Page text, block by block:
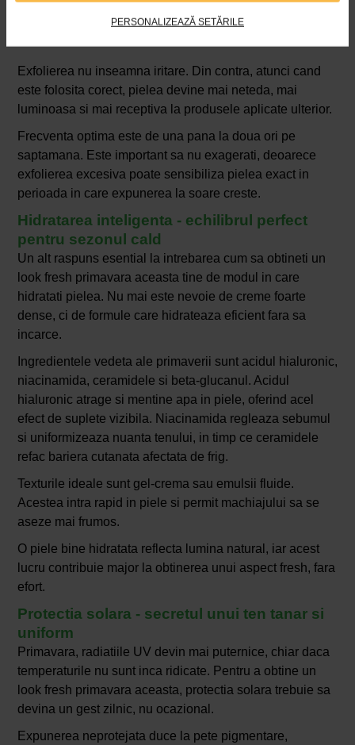
PERSONALIZEAZĂ SETĂRILE
Vezi detalii
Exfolierea nu inseamna iritare. Din contra, atunci cand
este folosita corect, pielea devine mai neteda, mai
luminoasa si mai receptiva la produsele aplicate ulterior.
Frecventa optima este de una pana la doua ori pe
saptamana. Este important sa nu exagerati, deoarece
exfolierea excesiva poate sensibiliza pielea exact in
perioada in care expunerea la soare creste.
Hidratarea inteligenta - echilibrul perfect
pentru sezonul cald
Un alt raspuns esential la intrebarea cum sa obtineti un
look fresh primavara aceasta tine de modul in care
hidratati pielea. Nu mai este nevoie de creme foarte
dense, ci de formule care hidrateaza eficient fara sa
incarce.
Ingredientele vedeta ale primaverii sunt acidul hialuronic,
niacinamida, ceramidele si beta-glucanul. Acidul
hialuronic atrage si mentine apa in piele, oferind acel
efect de suplete vizibila. Niacinamida regleaza sebumul
si uniformizeaza nuanta tenului, in timp ce ceramidele
refac bariera cutanata afectata de frig.
Texturile ideale sunt gel-crema sau emulsii fluide.
Acestea intra rapid in piele si permit machiajului sa se
aseze mai frumos.
O piele bine hidratata reflecta lumina natural, iar acest
lucru contribuie major la obtinerea unui aspect fresh, fara
efort.
Protectia solara - secretul unui ten tanar si
uniform
Primavara, radiatiile UV devin mai puternice, chiar daca
temperaturile nu sunt inca ridicate. Pentru a obtine un
look fresh primavara aceasta, protectia solara trebuie sa
devina un gest zilnic, nu ocazional.
Expunerea neprotejata duce la pete pigmentare,